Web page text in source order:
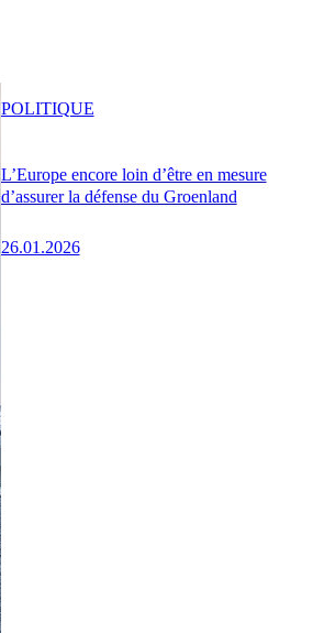
L’Europe encore loin d’être en mesure
d’assurer la défense du Groenland
26.01.2026
POLITIQUE